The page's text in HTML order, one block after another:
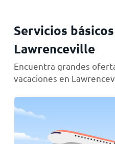
Servicios
Lawrenceville
Encuentra grandes
vacaciones en